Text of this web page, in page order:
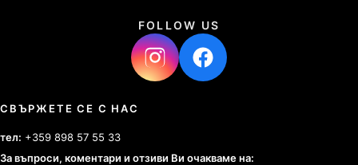
FOLLOW US
СВЪРЖЕТЕ СЕ С НАС
тел: +359 898 57 55 33
За въпроси, коментари и отзиви Ви очакваме на: